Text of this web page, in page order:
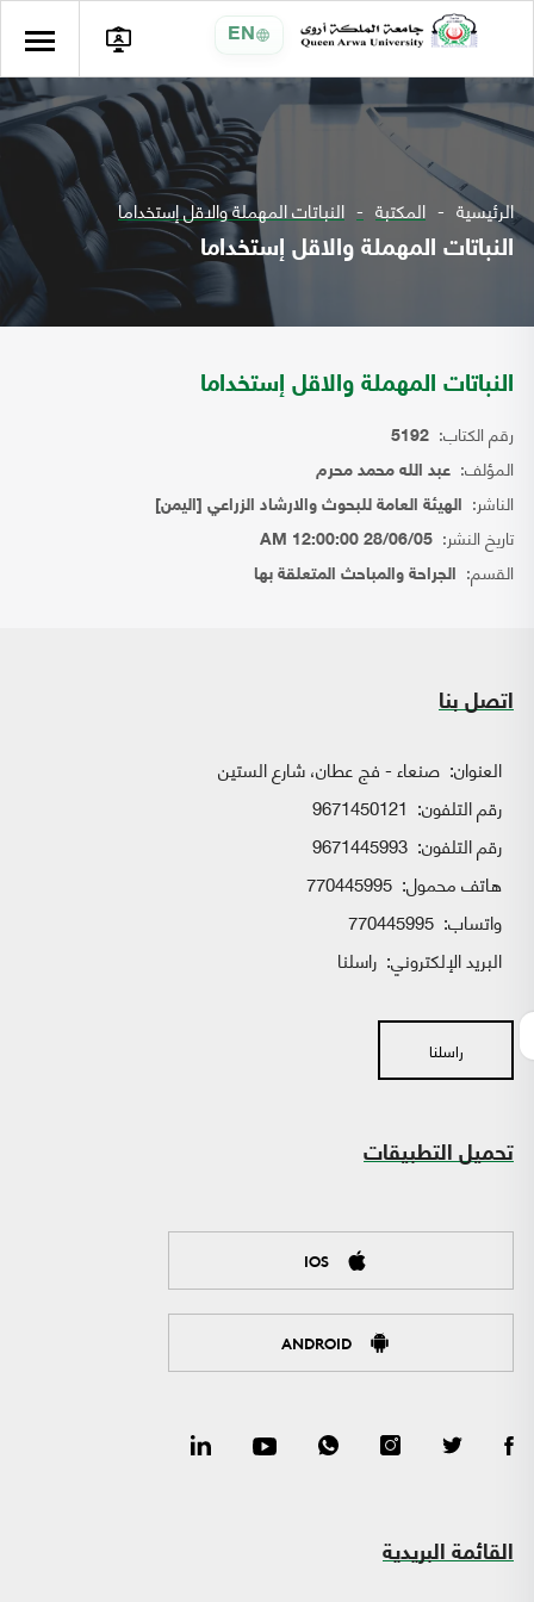
EN
الرئيسية المكتبة النباتات المهملة والاقل إستخداما
النباتات المهملة والاقل إستخداما
النباتات المهملة والاقل إستخداما
رقم الكتاب: 5192
المؤلف: عبد الله محمد محرم
الناشر: الهيئة العامة للبحوث والارشاد الزراعي [اليمن]
تاريخ النشر: 28/06/05 12:00:00 AM
القسم: الجراحة والمباحث المتعلقة بها
اتصل بنا
العنوان: صنعاء - فج عطان، شارع الستين
رقم التلفون: 9671450121
رقم التلفون: 9671445993
هاتف محمول: 770445995
واتساب:
البريد الإلكتروني: راسلنا
راسلنا
تحميل التطبيقات
IOS
ANDROID
القائمة البريدية